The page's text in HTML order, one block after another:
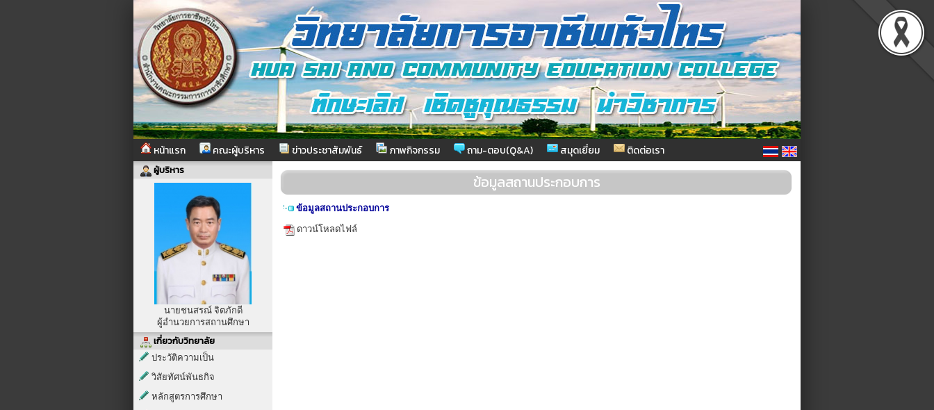
หน้าแรก คณะผู้บริหาร ข่าวประชาสัมพันธ์ ภาพกิจกรรม ถาม-ตอบ(Q&A) สมุดเยี่ยม ติดต่อเรา
ผู้บริหาร
นายชนสรณ์ จิตภักดี
ผู้อำนวยการสถานศึกษา
เกี่ยวกับวิทยาลัย
ประวัติความเป็น
วิสัยทัศน์พันธกิจ
หลักสูตรการศึกษา
ข้อมูลสถานประกอบการ
ข้อมูลสถานประกอบการ
ดาวน์โหลดไฟล์